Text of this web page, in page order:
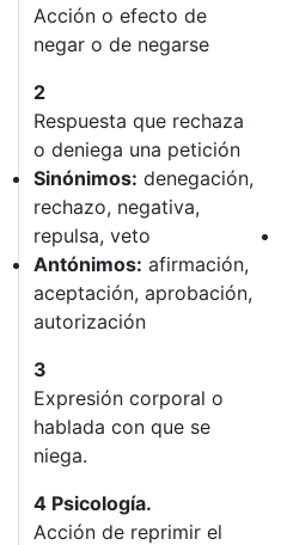
Acción o efecto de
negar o de negarse
2
Respuesta que rechaza
o deniega una petición
Sinónimos: denegación,
rechazo, negativa,
repulsa, veto
Antónimos: afirmación,
aceptación, aprobación,
autorización
3
Expresión corporal o
hablada con que se
niega.
4 Psicología.
Acción de reprimir el